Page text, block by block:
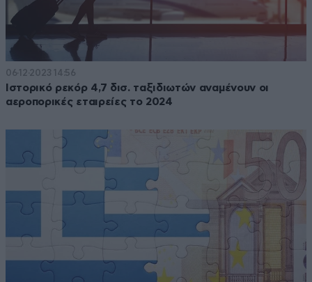
06·12·2023 14:56
Ιστορικό ρεκόρ 4,7 δισ. ταξιδιωτών αναμένουν οι
αεροπορικές εταιρείες το 2024